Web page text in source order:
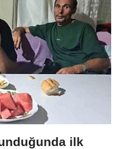
ilk